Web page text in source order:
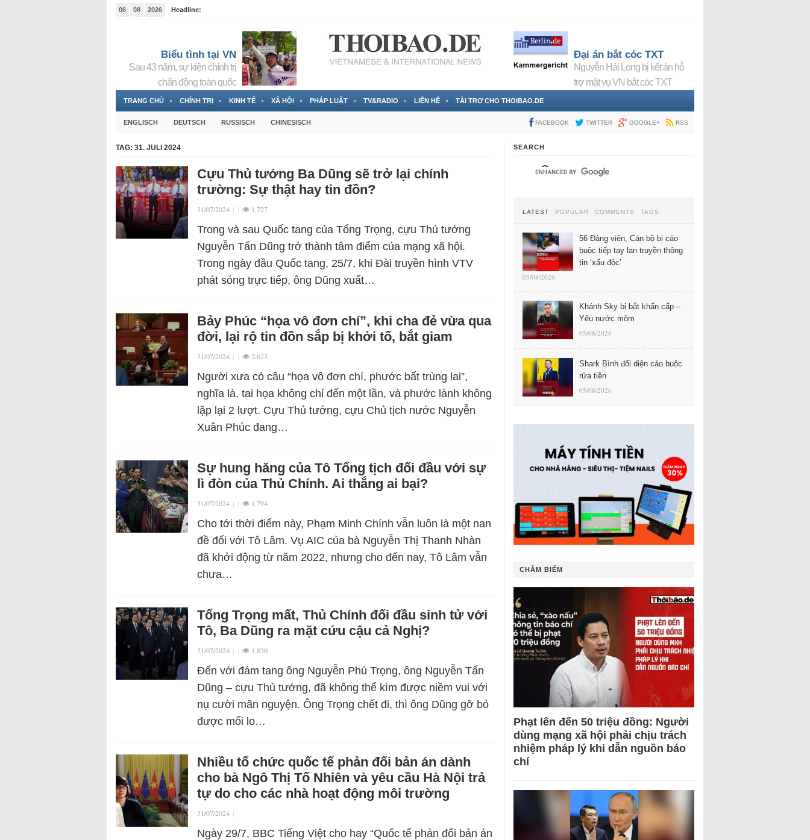
06 08 2026
Headline:
Biểu tình tại VN
Sau 43 năm, sự kiện chính trị
chấn động toàn quốc
Đại án bắt cóc TXT
Nguyễn Hải Long bị kết án hỗ
trợ mật vụ VN bắt cóc TXT
TRANG CHỦ CHÍNH TRỊ KINH TẾ XÃ HỘI PHÁP LUẬT TV&RADIO LIÊN HỆ TÀI TRỢ CHO THOIBAO.DE
ENGLISCH DEUTSCH RUSSISCH CHINESISCH FACEBOOK TWITTER GOOGLE+ RSS
TAG: 31. JULI 2024
Cựu Thủ tướng Ba Dũng sẽ trở lại chính
trường: Sự thật hay tin đồn?
31/07/2024 | | 1.727
Trong và sau Quốc tang của Tổng Trọng, cựu Thủ tướng
Nguyễn Tấn Dũng trở thành tâm điểm của mạng xã hội.
Trong ngày đầu Quốc tang, 25/7, khi Đài truyền hình VTV
phát sóng trực tiếp, ông Dũng xuất…
Bảy Phúc “họa vô đơn chí”, khi cha đẻ vừa qua
đời, lại rộ tin đồn sắp bị khởi tố, bắt giam
31/07/2024 | | 2.623
Người xưa có câu “họa vô đơn chí, phước bất trùng lai”,
nghĩa là, tai họa không chỉ đến một lần, và phước lành không
lặp lại 2 lượt. Cựu Thủ tướng, cựu Chủ tịch nước Nguyễn
Xuân Phúc đang…
Sự hung hăng của Tô Tổng tịch đối đầu với sự
lì đòn của Thủ Chính. Ai thắng ai bại?
31/07/2024 | | 1.794
Cho tới thời điểm này, Phạm Minh Chính vẫn luôn là một nan
đề đối với Tô Lâm. Vụ AIC của bà Nguyễn Thị Thanh Nhàn
đã khởi động từ năm 2022, nhưng cho đến nay, Tô Lâm vẫn
chưa…
Tổng Trọng mất, Thủ Chính đối đầu sinh tử với
Tô, Ba Dũng ra mặt cứu cậu cả Nghị?
31/07/2024 | | 1.830
Đến với đám tang ông Nguyễn Phú Trọng, ông Nguyễn Tấn
Dũng – cựu Thủ tướng, đã không thể kìm được niềm vui với
nụ cười mãn nguyện. Ông Trọng chết đi, thì ông Dũng gỡ bỏ
được mối lo…
Nhiều tổ chức quốc tế phản đối bản án dành
cho bà Ngô Thị Tố Nhiên và yêu cầu Hà Nội trả
tự do cho các nhà hoạt động môi trường
31/07/2024 |
Ngày 29/7, BBC Tiếng Việt cho hay “Quốc tế phản đối bản án
SEARCH
LATEST POPULAR COMMENTS TAGS
56 Đảng viên, Cán bộ bị cáo
buộc tiếp tay lan truyền thông
tin ‘xấu độc’
05/08/2026
Khánh Sky bị bắt khẩn cấp –
Yêu nước mõm
05/08/2026
Shark Bình đối diện cáo buộc
rửa tiền
05/08/2026
CHÂM BIẾM
Phạt lên đến 50 triệu đồng: Người
dùng mạng xã hội phải chịu trách
nhiệm pháp lý khi dẫn nguồn báo
chí